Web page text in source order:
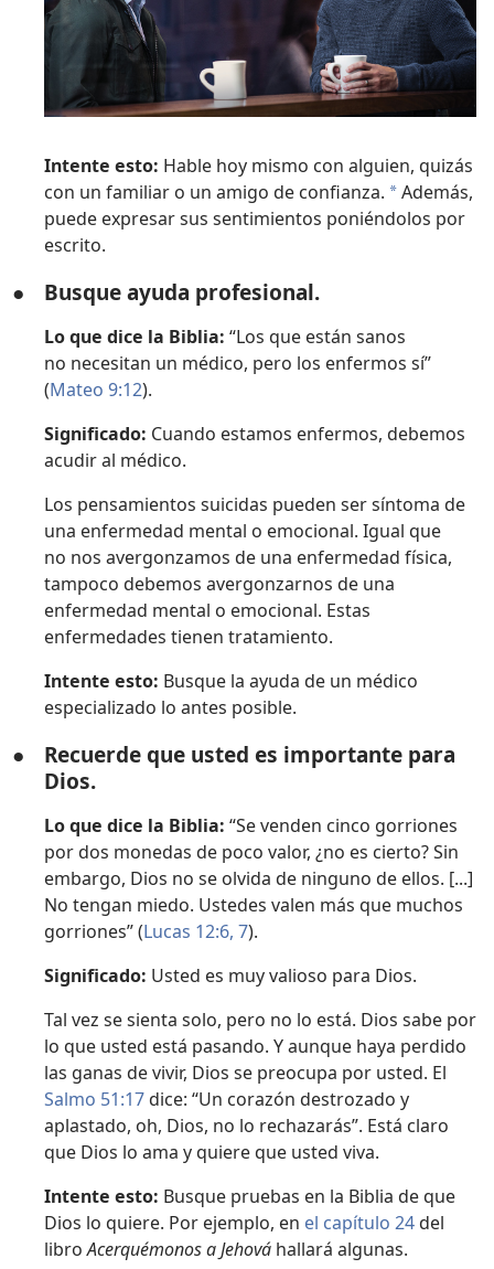
Intente esto: Hable hoy mismo con alguien, quizás
con un familiar o un amigo de confianza. aAdemás,
puede expresar sus sentimientos poniéndolos por
escrito.
● Busque ayuda profesional.
Lo que dice la Biblia: “Los que están sanos
no necesitan un médico, pero los enfermos sí”
(Mateo 9:12).
Significado: Cuando estamos enfermos, debemos
acudir al médico.
Los pensamientos suicidas pueden ser síntoma de
una enfermedad mental o emocional. Igual que
no nos avergonzamos de una enfermedad física,
tampoco debemos avergonzarnos de una
enfermedad mental o emocional. Estas
enfermedades tienen tratamiento.
Intente esto: Busque la ayuda de un médico
especializado lo antes posible.
●
Recuerde que usted es importante para
Dios.
Lo que dice la Biblia: “Se venden cinco gorriones
por dos monedas de poco valor, ¿no es cierto? Sin
embargo, Dios no se olvida de ninguno de ellos. [...]
No tengan miedo. Ustedes valen más que muchos
gorriones” (Lucas 12:6, 7).
Significado: Usted es muy valioso para Dios.
Tal vez se sienta solo, pero no lo está. Dios sabe por
lo que usted está pasando. Y aunque haya perdido
las ganas de vivir, Dios se preocupa por usted. El
Salmo 51:17dice: “Un corazón destrozado y
aplastado, oh, Dios, no lo rechazarás”. Está claro
que Dios lo ama y quiere que usted viva.
Intente esto: Busque pruebas en la Biblia de que
Dios lo quiere. Por ejemplo, en el capítulo 24del
libroAcerquémonos a Jehová hallará algunas.